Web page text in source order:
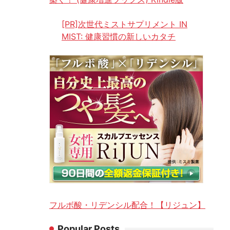
[PR]次世代ミストサプリメント IN
MIST: 健康習慣の新しいカタチ
フルボ酸・リデンシル配合！【リジュン】